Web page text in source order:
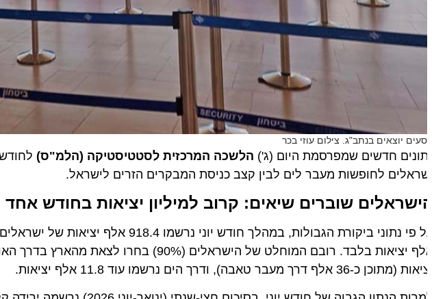
יוצאים בנתב"ג. צילום עוזי בכר
חדשים שמפרסמת היום (ג') הלשכה המרכזית לסטטיסטיקה (הלמ"ס)
לחופשות מעבר לים לבין קצב כניסת המבקרים הזרים לישראל.
שוברים שיאים: קרוב למיליון יציאות בחודש אחד
כ-36 אלף דרך מעבר טאבה), ודרך הים נרשמו עוד 11.8 אלף יציאות.